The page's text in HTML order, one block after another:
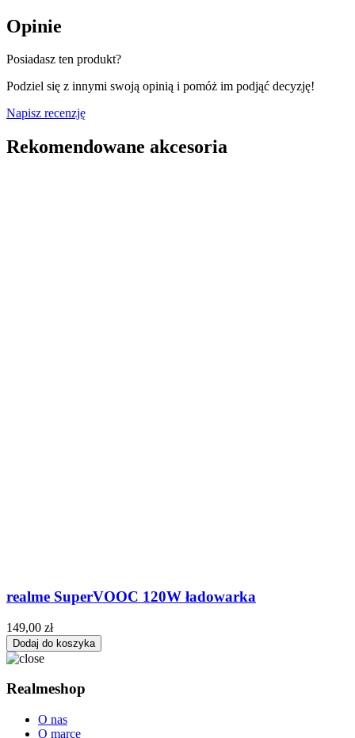
Opinie
Posiadasz ten produkt?
Podziel się z innymi swoją opinią i pomóż im podjąć decyzję!
Napisz recenzję
Rekomendowane akcesoria
realme SuperVOOC 120W ładowarka
149,00 zł
Dodaj do koszyka
Realmeshop
O nas
O marce